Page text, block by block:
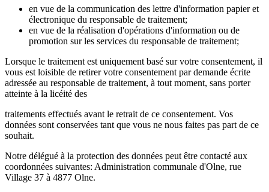
en vue de la communication des lettre d'information papier et
électronique du responsable de traitement;
en vue de la réalisation d'opérations d'information ou de
promotion sur les services du responsable de traitement;
Lorsque le traitement est uniquement basé sur votre consentement, il
vous est loisible de retirer votre consentement par demande écrite
adressée au responsable de traitement, à tout moment, sans porter
atteinte à la licéité des
traitements effectués avant le retrait de ce consentement. Vos
données sont conservées tant que vous ne nous faites pas part de ce
souhait.
Notre délégué à la protection des données peut être contacté aux
coordonnées suivantes: Administration communale d'Olne, rue
Village 37 à 4877 Olne.